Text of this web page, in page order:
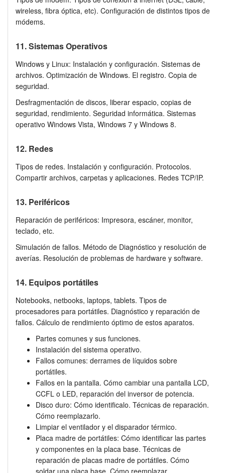
wireless, fibra óptica, etc). Configuración de distintos tipos de
módems.
11. Sistemas Operativos
Windows y Linux: Instalación y configuración. Sistemas de
archivos. Optimización de Windows. El registro. Copia de
seguridad.
Desfragmentación de discos, liberar espacio, copias de
seguridad, rendimiento. Seguridad informática. Sistemas
operativo Windows Vista, Windows 7 y Windows 8.
12. Redes
Tipos de redes. Instalación y configuración. Protocolos.
Compartir archivos, carpetas y aplicaciones. Redes TCP/IP.
13. Periféricos
Reparación de periféricos: Impresora, escáner, monitor,
teclado, etc.
Simulación de fallos. Método de Diagnóstico y resolución de
averías. Resolución de problemas de hardware y software.
14. Equipos portátiles
Notebooks, netbooks, laptops, tablets. Tipos de
procesadores para portátiles. Diagnóstico y reparación de
fallos. Cálculo de rendimiento óptimo de estos aparatos.
Partes comunes y sus funciones.
Instalación del sistema operativo.
Fallos comunes: derrames de líquidos sobre
portátiles.
Fallos en la pantalla. Cómo cambiar una pantalla LCD,
CCFL o LED, reparación del inversor de potencia.
Disco duro: Cómo identificalo. Técnicas de reparación.
Cómo reemplazarlo.
Limpiar el ventilador y el disparador térmico.
Placa madre de portátiles: Cómo identificar las partes
y componentes en la placa base. Técnicas de
reparación de placas madre de portátiles. Cómo
soldar una placa base. Cómo reemplazar